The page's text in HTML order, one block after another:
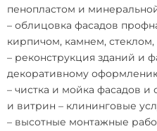
пенопластом и
– облицовка фасадов
кирпичом, камнем, стеклом,
– реконструкция зданий и
декоративному
– чистка и мойка фасадов и
и витрин – клининговые
– высотные монтажные